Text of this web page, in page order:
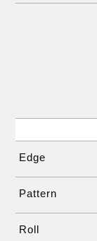
Edge
Pattern
Roll